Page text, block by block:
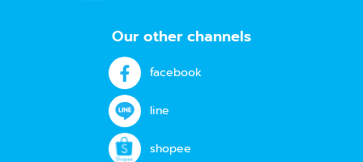
Our other channels
facebook
line
shopee